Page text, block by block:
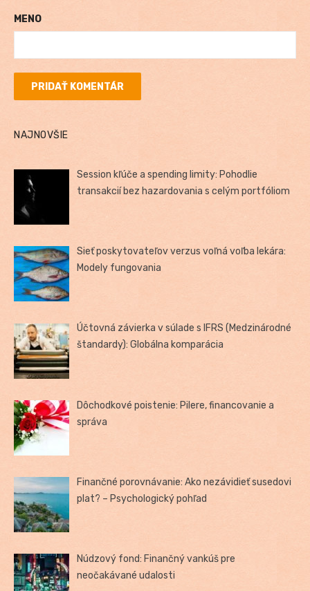
MENO
NAJNOVŠIE
Session kľúče a spending limity: Pohodlie
transakcií bez hazardovania s celým portfóliom
Sieť poskytovateľov verzus voľná voľba lekára:
Modely fungovania
Účtovná závierka v súlade s IFRS (Medzinárodné
štandardy): Globálna komparácia
Dôchodkové poistenie: Pilere, financovanie a
správa
Finančné porovnávanie: Ako nezávidieť susedovi
plat? – Psychologický pohľad
Núdzový fond: Finančný vankúš pre
neočakávané udalosti